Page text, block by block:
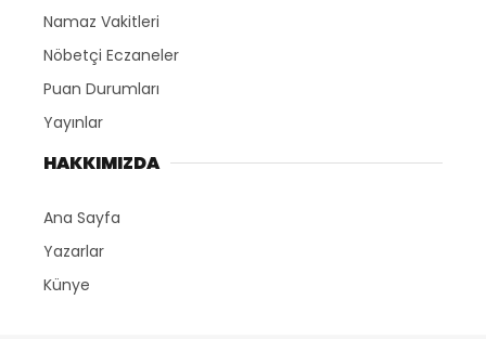
Namaz Vakitleri
Nöbetçi Eczaneler
Puan Durumları
Yayınlar
HAKKIMIZDA
Ana Sayfa
Yazarlar
Künye